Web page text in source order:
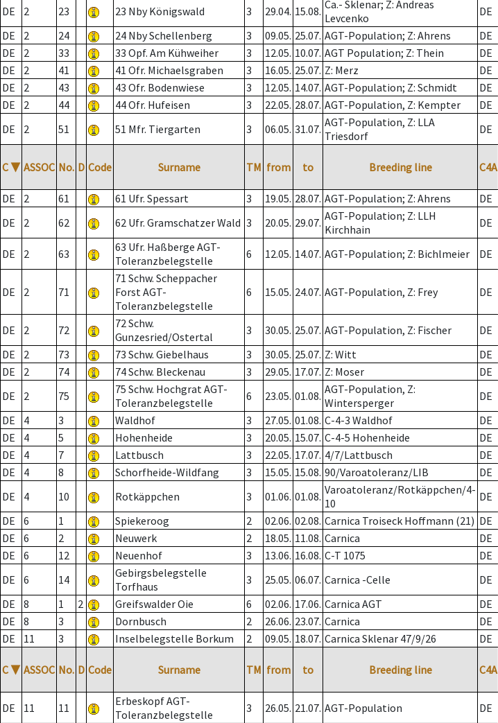
DE
2 23 23 Nby Königswald 3 29.04. 15.08. Ca.- Sklenar; Z: Andreas
Levcenko
DE
DE
2 24 24 Nby Schellenberg 3 09.05. 25.07. AGT-Population; Z: Ahrens DE
DE
2 33 33 Opf. Am Kühweiher 3 12.05. 10.07. AGT Population; Z: Thein DE
DE
2 41 41 Ofr. Michaelsgraben 3 16.05. 25.07. Z: Merz DE
DE
2 43 43 Ofr. Bodenwiese 3 12.05. 14.07. AGT-Population; Z: Schmidt DE
DE
2 44 44 Ofr. Hufeisen 3 22.05. 28.07. AGT-Population, Z: Kempter DE
DE
2 51 51 Mfr. Tiergarten 3 06.05. 31.07. AGT-Population, Z: LLA
Triesdorf
DE
C ▼ ASSOC No. D Code Surname TM from to Breeding line C4A
DE
2 61 61 Ufr. Spessart 3 19.05. 28.07. AGT-Population; Z: Ahrens DE
DE
2 62 62 Ufr. Gramschatzer Wald 3 20.05. 29.07. AGT-Population; Z: LLH
Kirchhain
DE
DE 2 63
63 Ufr. Haßberge AGT-
Toleranzbelegstelle
6 12.05. 14.07. AGT-Population; Z: Bichlmeier DE
DE 2 71
71 Schw. Scheppacher
Forst AGT-
Toleranzbelegstelle
6 15.05. 24.07. AGT-Population, Z: Frey DE
DE 2 72
72 Schw.
Gunzesried/Ostertal
3 30.05. 25.07. AGT-Population, Z: Fischer DE
DE
2 73 73 Schw. Giebelhaus 3 30.05. 25.07. Z: Witt DE
DE
2 74 74 Schw. Bleckenau 3 29.05. 17.07. Z: Moser DE
DE
2 75
75 Schw. Hochgrat AGT-
Toleranzbelegstelle
6 23.05. 01.08. AGT-Population, Z:
Wintersperger
DE
DE
4 3 Waldhof 3 27.05. 01.08. C-4-3 Waldhof DE
DE
4 5 Hohenheide 3 20.05. 15.07. C-4-5 Hohenheide DE
DE
4 7 Lattbusch 3 22.05. 17.07. 4/7/Lattbusch DE
DE
4 8 Schorfheide-Wildfang 3 15.05. 15.08. 90/Varoatoleranz/LIB DE
DE
4 10 Rotkäppchen 3 01.06. 01.08. Varoatoleranz/Rotkäppchen/4-
10
DE
DE
6 1 Spiekeroog 2 02.06. 02.08. Carnica Troiseck Hoffmann (21) DE
DE
6 2 Neuwerk 2 18.05. 11.08. Carnica DE
DE
6 12 Neuenhof 3 13.06. 16.08. C-T 1075 DE
DE
6 14
Gebirgsbelegstelle
Torfhaus
3 25.05. 06.07. Carnica -Celle DE
DE
8 1 2 Greifswalder Oie 6 02.06. 17.06. Carnica AGT DE
DE
8 3 Dornbusch 2 26.06. 23.07. Carnica DE
DE
11 3 Inselbelegstelle Borkum 2 09.05. 18.07. Carnica Sklenar 47/9/26 DE
C ▼ ASSOC No. D Code Surname TM from to Breeding line C4A
DE 11 11
Erbeskopf AGT-
Toleranzbelegstelle
3 26.05. 21.07. AGT-Population DE